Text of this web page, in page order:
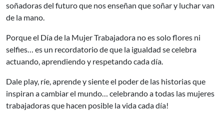
soñadoras del futuro que nos enseñan que soñar y luchar van
de la mano.
Porque el Día de la Mujer Trabajadora no es solo flores ni
selfies… es un recordatorio de que la igualdad se celebra
actuando, aprendiendo y respetando cada día.
Dale play, ríe, aprende y siente el poder de las historias que
inspiran a cambiar el mundo… celebrando a todas las mujeres
trabajadoras que hacen posible la vida cada día!